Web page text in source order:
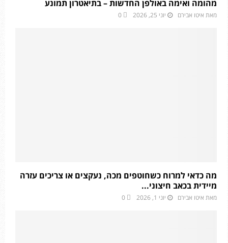
מהומה ואימה באולפן החדשות – בתיאטרון תמונע
מאת איטו אבירם יוני 25, 2026 0
מה כדאי למרוח כשחוטפים מכה, נעקצים או צריכים עזרה
מיידית בכאב חיצוני...
מאת איטו אבירם יוני 1, 2026 0